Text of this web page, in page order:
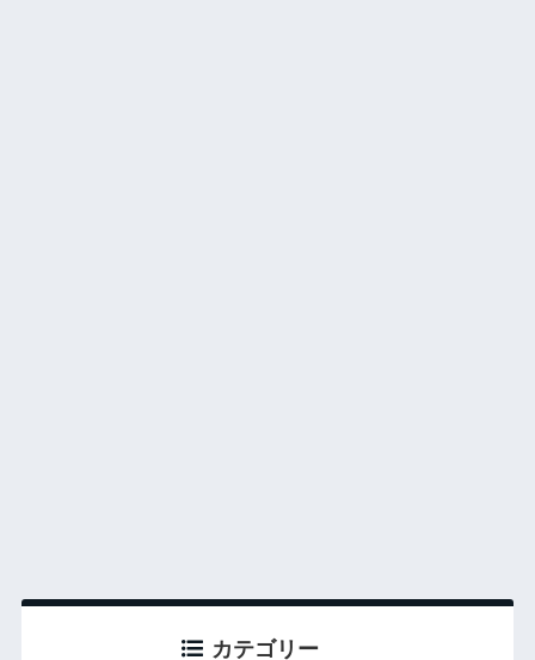
カテゴリー